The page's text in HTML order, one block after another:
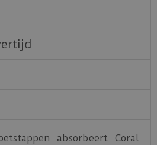
absorbeert Coral